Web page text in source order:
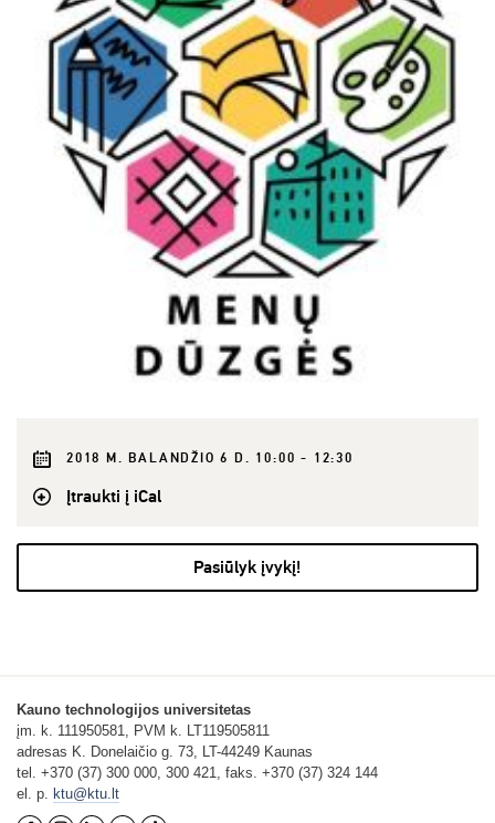
2018 M. BALANDŽIO 6 D. 10:00 - 12:30
Įtraukti į iCal
Pasiūlyk įvykį!
Kauno technologijos universitetas
įm. k. 111950581, PVM k. LT119505811
adresas K. Donelaičio g. 73, LT-44249 Kaunas
tel. +370 (37) 300 000, 300 421, faks. +370 (37) 324 144
el. p. ktu@ktu.lt